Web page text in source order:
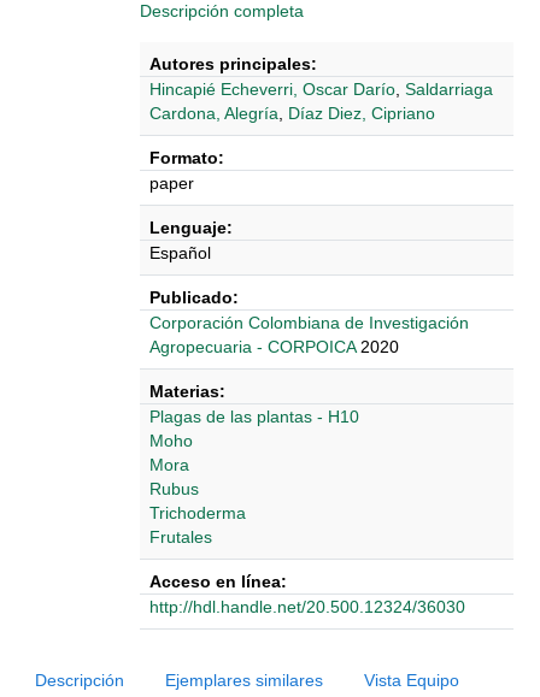
Descripción completa
Autores principales:
Hincapié Echeverri, Oscar Darío Saldarriaga
Cardona, Alegría
Díaz Diez, Cipriano
Formato:
paper
Lenguaje:
Español
Publicado:
Corporación Colombiana de Investigación
Agropecuaria - CORPOICA 2020
Materias:
Plagas de las plantas - H10
Moho
Mora
Rubus
Trichoderma
Frutales
Acceso en línea:
http://hdl.handle.net/20.500.12324/36030
Descripción Ejemplares similares Vista Equipo